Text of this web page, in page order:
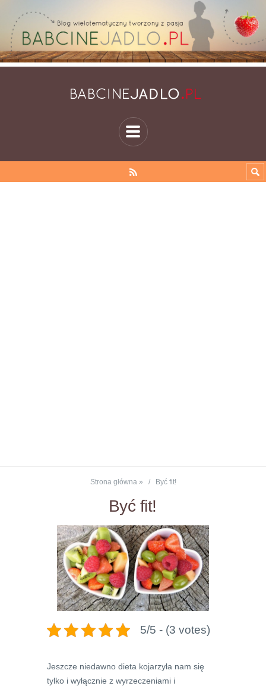
Strona główna» Być fit!
Być fit!
5/5 - (3 votes)
Jeszcze niedawno dieta kojarzyła nam się
tylko i wyłącznie z wyrzeczeniami i